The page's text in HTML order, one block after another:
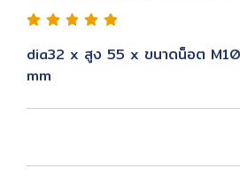
dia32 x สูง 55 x ขนาดน็อต
mm